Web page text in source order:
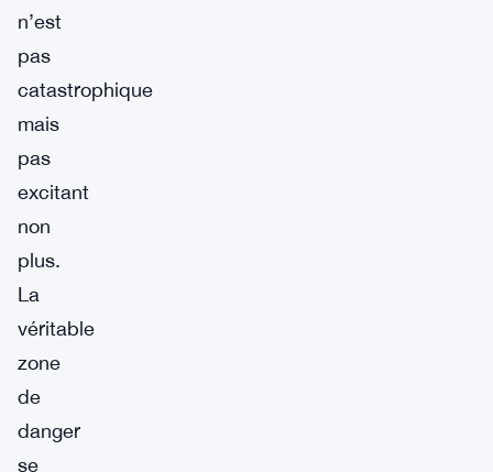
n’est
pas
catastrophique
mais
pas
excitant
non
plus.
La
véritable
zone
de
danger
se